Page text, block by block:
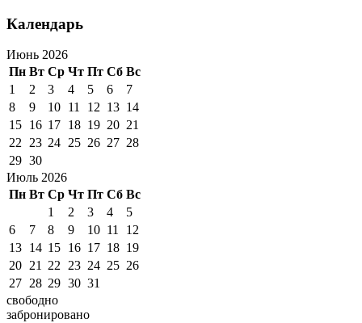
Календарь
Июнь 2026
Пн Вт Ср Чт Пт Сб Вс
1
2 3 4 5 6
7
8
9 10 11 12 13 14
15 16 17 18 19 20 21
22
23 24 25 26 27 28
29 30
Июль 2026
Пн Вт Ср Чт Пт Сб Вс
1
2 3 4
5
6
7 8 9 10 11
12
13 14 15 16 17 18 19
20 21 22 23 24 25 26
27 28 29 30 31
свободно
забронировано